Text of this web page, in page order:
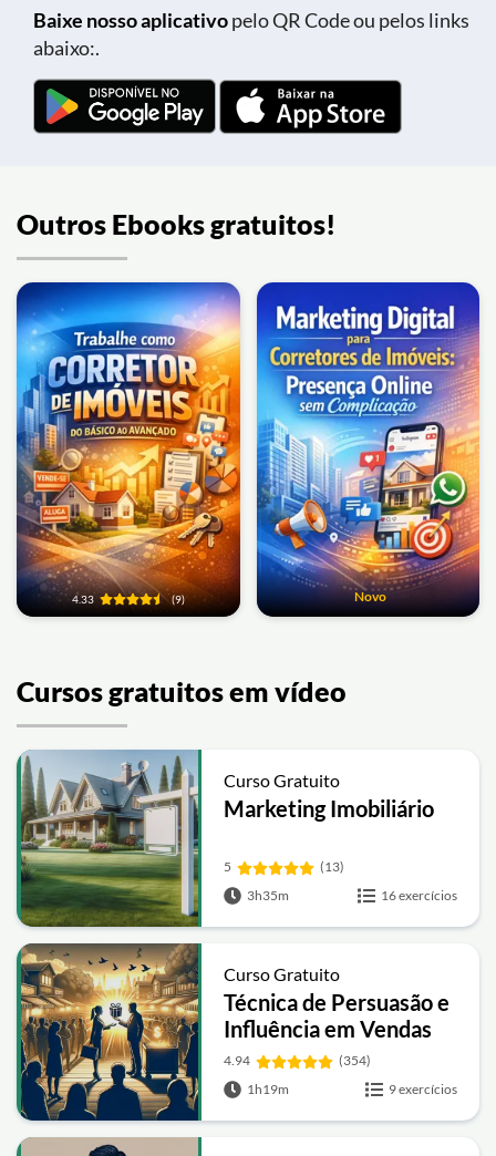
Baixe nosso aplicativopelo QR Code ou pelos links
abaixo:.
Outros Ebooks gratuitos!
4.33 (9) Novo
Cursos gratuitos em vídeo
Curso Gratuito
Marketing Imobiliário
5
(13)
3h35m
16 exercícios
Curso Gratuito
Técnica de Persuasão e
Influência em Vendas
4.94
(354)
1h19m
9 exercícios